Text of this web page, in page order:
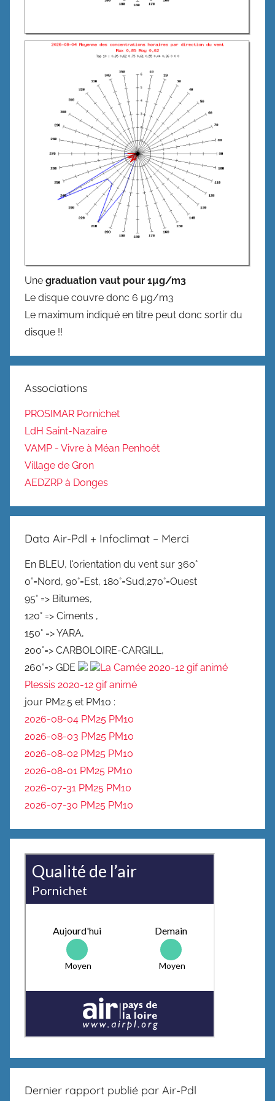
Une graduation vaut pour 1µg/m3
Le disque couvre donc 6 µg/m3
Le maximum indiqué en titre peut donc sortir du
disque !!
Associations
PROSIMAR Pornichet
LdH Saint-Nazaire
VAMP - Vivre à Méan Penhoët
Village de Gron
AEDZRP à Donges
Data Air-Pdl + Infoclimat – Merci
En BLEU, l'orientation du vent sur 360°
0°=Nord, 90°=Est, 180°=Sud,270°=Ouest
95° => Bitumes,
120° => Ciments ,
150° => YARA,
200°=> CARBOLOIRE-CARGILL,
260°=> GDE
La Camée 2020-12 gif animé
Plessis 2020-12 gif animé
jour PM2.5 et PM10 :
2026-08-04 PM25 PM10
2026-08-03 PM25 PM10
2026-08-02 PM25 PM10
2026-08-01 PM25 PM10
2026-07-31 PM25 PM10
2026-07-30 PM25 PM10
Dernier rapport publié par Air-Pdl